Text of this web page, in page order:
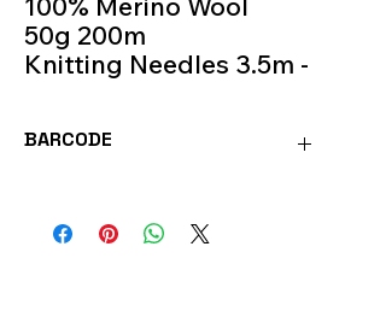
50g 200m
Knitting Needles 3.5m -
BARCODE